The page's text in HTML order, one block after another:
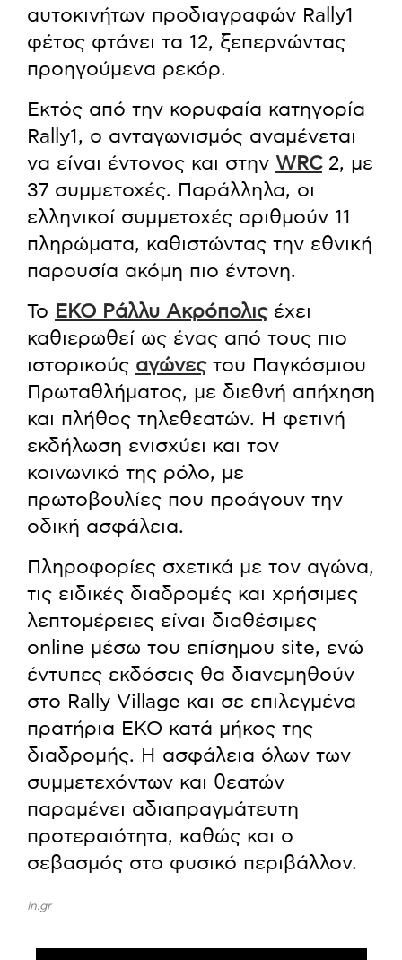
αυτοκινήτων προδιαγραφών Rally1
φέτος φτάνει τα 12, ξεπερνώντας
προηγούμενα ρεκόρ.
Εκτός από την κορυφαία κατηγορία
Rally1, ο ανταγωνισμός αναμένεται
να είναι έντονος και στην WRC2, με
37 συμμετοχές. Παράλληλα, οι
ελληνικοί συμμετοχές αριθμούν 11
πληρώματα, καθιστώντας την εθνική
παρουσία ακόμη πιο έντονη.
Το ΕΚΟ Ράλλυ Ακρόπολιςέχει
καθιερωθεί ως ένας από τους πιο
ιστορικούς αγώνεςτου Παγκόσμιου
Πρωταθλήματος, με διεθνή απήχηση
και πλήθος τηλεθεατών. Η φετινή
εκδήλωση ενισχύει και τον
κοινωνικό της ρόλο, με
πρωτοβουλίες που προάγουν την
οδική ασφάλεια.
Πληροφορίες σχετικά με τον αγώνα,
τις ειδικές διαδρομές και χρήσιμες
λεπτομέρειες είναι διαθέσιμες
online μέσω του επίσημου site, ενώ
έντυπες εκδόσεις θα διανεμηθούν
στο Rally Village και σε επιλεγμένα
πρατήρια ΕΚΟ κατά μήκος της
διαδρομής. Η ασφάλεια όλων των
συμμετεχόντων και θεατών
παραμένει αδιαπραγμάτευτη
προτεραιότητα, καθώς και ο
σεβασμός στο φυσικό περιβάλλον.
in.gr